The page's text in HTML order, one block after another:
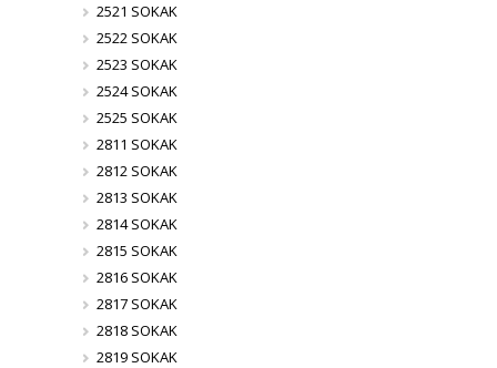
2521 SOKAK
2522 SOKAK
2523 SOKAK
2524 SOKAK
2525 SOKAK
2811 SOKAK
2812 SOKAK
2813 SOKAK
2814 SOKAK
2815 SOKAK
2816 SOKAK
2817 SOKAK
2818 SOKAK
2819 SOKAK